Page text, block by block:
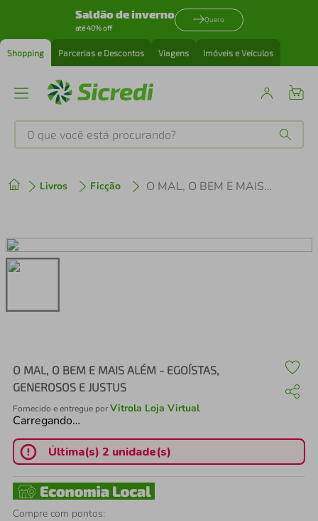
Saldão de inverno
até 40% off
Quero
Shopping Parcerias e Descontos Viagens Imóveis e Veículos
O que você está procurando?
Livros Ficção O MAL, O BEM E MAIS ALÉM - EGOÍSTAS, GENEROSOS E JUSTUS
O MAL, O BEM E MAIS ALÉM - EGOÍSTAS,
GENEROSOS E JUSTUS
Fornecido e entregue porVitrola Loja Virtual
Carregando…
Última(s) 2 unidade(s)
Compre com pontos:
2º cafeteira